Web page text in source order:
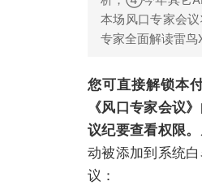
本场风口专家会
专家全面解读雷鸟
您可直接解锁本
《风口专家会议
议纪要查看权限。
动被添加到系统
议：